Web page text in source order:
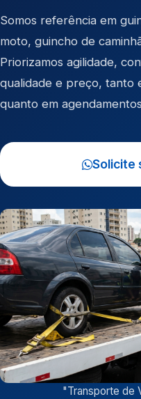
Somos referência em
moto, guincho de
Priorizamos agilidade,
qualidade e preço, tanto
quanto em
Solicite
"Transporte de